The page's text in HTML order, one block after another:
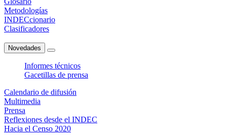
Metodologías
INDECcionario
Clasificadores
Novedades
Informes técnicos
Gacetillas de prensa
Calendario de difusión
Multimedia
Prensa
Reflexiones desde el INDEC
Hacia el Censo 2020